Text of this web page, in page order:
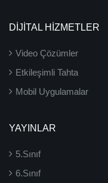
DİJİTAL HİZMETLER
Video Çözümler
Etkileşimli Tahta
Mobil Uygulamalar
YAYINLAR
5.Sınıf
6.Sınıf